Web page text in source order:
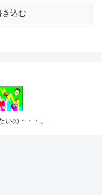
き込む
いの・・・。.